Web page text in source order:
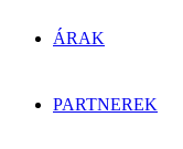
ÁRAK
PARTNEREK